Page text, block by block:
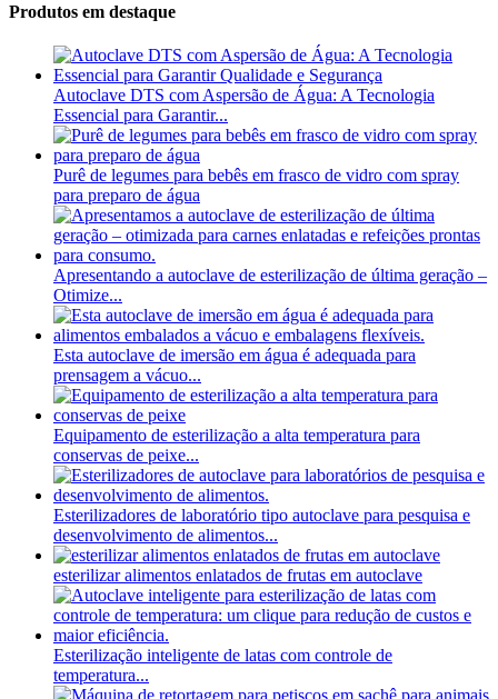
Produtos em destaque
Autoclave DTS com Aspersão de Água: A Tecnologia
Essencial para Garantir...
Purê de legumes para bebês em frasco de vidro com spray
para preparo de água
Apresentando a autoclave de esterilização de última geração –
Otimize...
Esta autoclave de imersão em água é adequada para
prensagem a vácuo...
Equipamento de esterilização a alta temperatura para
conservas de peixe...
Esterilizadores de laboratório tipo autoclave para pesquisa e
desenvolvimento de alimentos...
esterilizar alimentos enlatados de frutas em autoclave
Esterilização inteligente de latas com controle de
temperatura...